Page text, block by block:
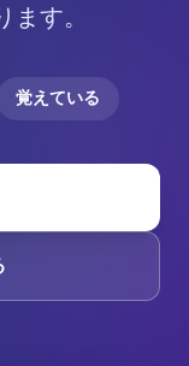
す。
覚えている